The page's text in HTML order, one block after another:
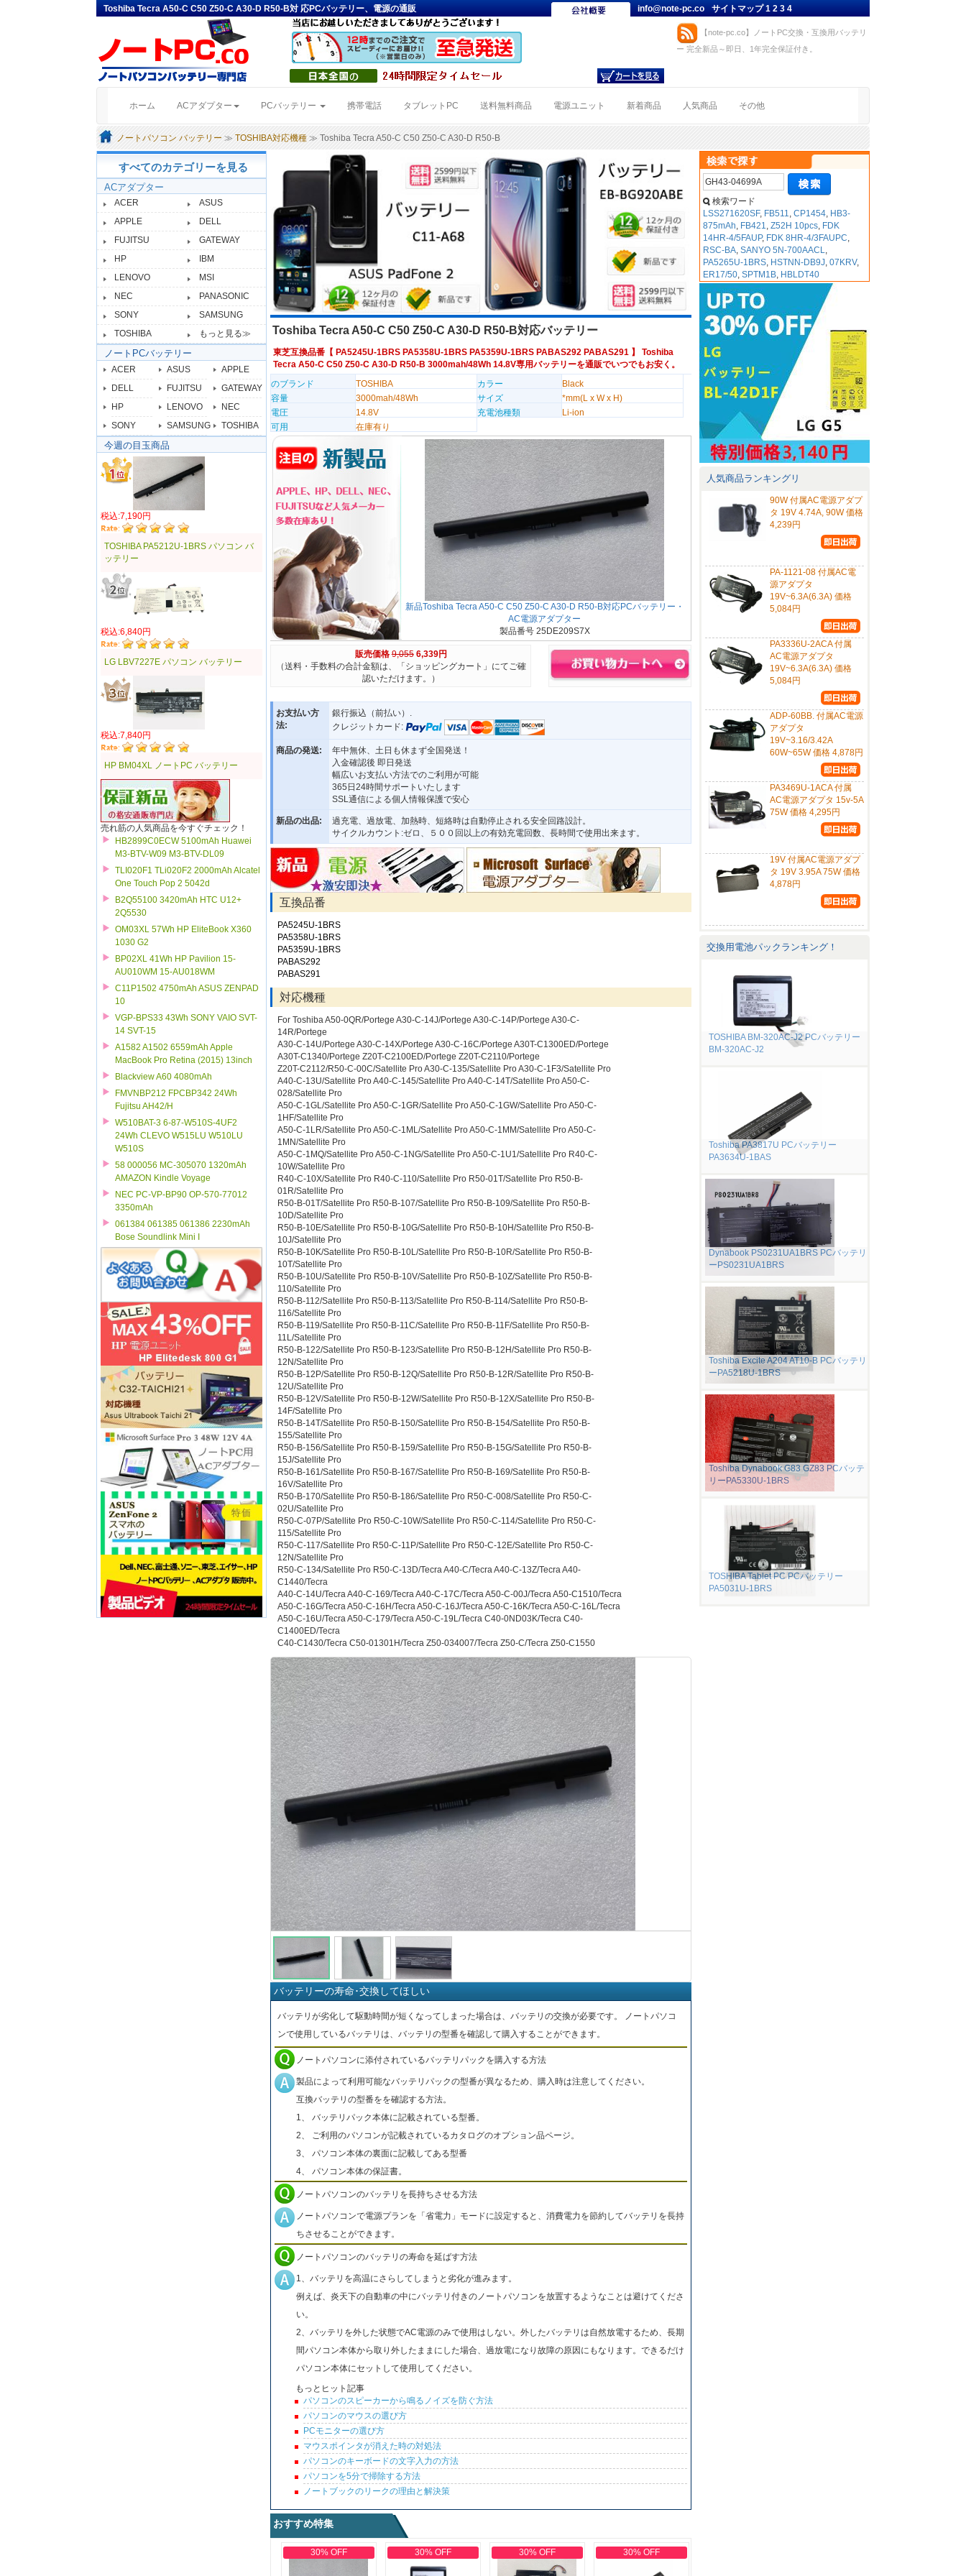
Toshiba Tecra A50-C C50 Z50-C A30-D R50-B対 応PCバッテリー、電源の通販 info@note-pc.co サイトマップ1234
【note-pc.co】ノートPC交換・互換用バッテリ
ー 完全新品～即日、1年完全保証付き。
ホーム (current)ACアダプター PCバッテリー 携帯電話 タブレットPC 送料無料商品 電源ユニット 新着商品 人気商品 その他
ノートパソコン バッテリー ≫TOSHIBA対応機種 ≫ Toshiba Tecra A50-C C50 Z50-C A30-D R50-B
すべてのカテゴリーを見る
ACアダプター
ACER
ASUS
APPLE
DELL
FUJITSU
GATEWAY
HP
IBM
LENOVO
MSI
NEC
PANASONIC
SONY
SAMSUNG
TOSHIBA
もっと見る≫
ノートPCバッテリー
ACER ASUS
APPLE
DELL
FUJITSU
GATEWAY
HP
LENOVO
NEC
SONY
SAMSUNG TOSHIBA
今週の目玉商品
税込:7,190円
TOSHIBA PA5212U-1BRS パソコン バ
ッテリー
税込:6,840円
LG LBV7227E パソコン バッテリー
税込:7,840円
HP BM04XL ノートPC バッテリー
売れ筋の人気商品を今すぐチェック！
HB2899C0ECW 5100mAh Huawei
M3-BTV-W09 M3-BTV-DL09
TLI020F1 TLi020F2 2000mAh Alcatel
One Touch Pop 2 5042d
B2Q55100 3420mAh HTC U12+
2Q5530
OM03XL 57Wh HP EliteBook X360
1030 G2
BP02XL 41Wh HP Pavilion 15-
AU010WM 15-AU018WM
C11P1502 4750mAh ASUS ZENPAD
10
VGP-BPS33 43Wh SONY VAIO SVT-
14 SVT-15
A1582 A1502 6559mAh Apple
MacBook Pro Retina (2015) 13inch
Blackview A60 4080mAh
FMVNBP212 FPCBP342 24Wh
Fujitsu AH42/H
W510BAT-3 6-87-W510S-4UF2
24Wh CLEVO W515LU W510LU
W510S
58 000056 MC-305070 1320mAh
AMAZON Kindle Voyage
NEC PC-VP-BP90 OP-570-77012
3350mAh
061384 061385 061386 2230mAh
Bose Soundlink Mini I
Toshiba Tecra A50-C C50 Z50-C A30-D R50-B対応バッテリー
東芝互換品番【 PA5245U-1BRS PA5358U-1BRS PA5359U-1BRS PABAS292 PABAS291】 Toshiba
Tecra A50-C C50 Z50-C A30-D R50-B 3000mah/48Wh 14.8V専用バッテリーを通販でいつでもお安く。
のブランド
TOSHIBA カラー
Black
容量
3000mah/48Wh サイズ
*mm(L x W x H)
電圧
14.8V 充電池種類
Li-ion
可用
在庫有り
新品Toshiba Tecra A50-C C50 Z50-C A30-D R50-B対応PCバッテリー・
AC電源アダプター
製品番号 25DE209S7X
販売価格 9,055 6,339円
（送料・手数料の合計金額は、「ショッピングカート」にてご確
認いただけます。）
お支払い方
法:
銀行振込（前払い）.
クレジットカード:
商品の発送:
年中無休、土日も休まず全国発送！
入金確認後 即日発送
幅広いお支払い方法でのご利用が可能
365日24時間サポートいたします
SSL通信による個人情報保護で安心
新品の出品:
過充電、過放電、加熱時、短絡時は自動停止される安全回路設計。
サイクルカウント:ゼロ、５００回以上の有効充電回数、長時間で使用出来ます。
互換品番
PA5245U-1BRS
PA5358U-1BRS
PA5359U-1BRS
PABAS292
PABAS291
対応機種
For Toshiba A50-0QR/Portege A30-C-14J/Portege A30-C-14P/Portege A30-C-
14R/Portege
A30-C-14U/Portege A30-C-14X/Portege A30-C-16C/Portege A30T-C1300ED/Portege
A30T-C1340/Portege Z20T-C2100ED/Portege Z20T-C2110/Portege
Z20T-C2112/R50-C-00C/Satellite Pro A30-C-135/Satellite Pro A30-C-1F3/Satellite Pro
A40-C-13U/Satellite Pro A40-C-145/Satellite Pro A40-C-14T/Satellite Pro A50-C-
028/Satellite Pro
A50-C-1GL/Satellite Pro A50-C-1GR/Satellite Pro A50-C-1GW/Satellite Pro A50-C-
1HF/Satellite Pro
A50-C-1LR/Satellite Pro A50-C-1ML/Satellite Pro A50-C-1MM/Satellite Pro A50-C-
1MN/Satellite Pro
A50-C-1MQ/Satellite Pro A50-C-1NG/Satellite Pro A50-C-1U1/Satellite Pro R40-C-
10W/Satellite Pro
R40-C-10X/Satellite Pro R40-C-110/Satellite Pro R50-01T/Satellite Pro R50-B-
01R/Satellite Pro
R50-B-01T/Satellite Pro R50-B-107/Satellite Pro R50-B-109/Satellite Pro R50-B-
10D/Satellite Pro
R50-B-10E/Satellite Pro R50-B-10G/Satellite Pro R50-B-10H/Satellite Pro R50-B-
10J/Satellite Pro
R50-B-10K/Satellite Pro R50-B-10L/Satellite Pro R50-B-10R/Satellite Pro R50-B-
10T/Satellite Pro
R50-B-10U/Satellite Pro R50-B-10V/Satellite Pro R50-B-10Z/Satellite Pro R50-B-
110/Satellite Pro
R50-B-112/Satellite Pro R50-B-113/Satellite Pro R50-B-114/Satellite Pro R50-B-
116/Satellite Pro
R50-B-119/Satellite Pro R50-B-11C/Satellite Pro R50-B-11F/Satellite Pro R50-B-
11L/Satellite Pro
R50-B-122/Satellite Pro R50-B-123/Satellite Pro R50-B-12H/Satellite Pro R50-B-
12N/Satellite Pro
R50-B-12P/Satellite Pro R50-B-12Q/Satellite Pro R50-B-12R/Satellite Pro R50-B-
12U/Satellite Pro
R50-B-12V/Satellite Pro R50-B-12W/Satellite Pro R50-B-12X/Satellite Pro R50-B-
14F/Satellite Pro
R50-B-14T/Satellite Pro R50-B-150/Satellite Pro R50-B-154/Satellite Pro R50-B-
155/Satellite Pro
R50-B-156/Satellite Pro R50-B-159/Satellite Pro R50-B-15G/Satellite Pro R50-B-
15J/Satellite Pro
R50-B-161/Satellite Pro R50-B-167/Satellite Pro R50-B-169/Satellite Pro R50-B-
16V/Satellite Pro
R50-B-170/Satellite Pro R50-B-186/Satellite Pro R50-C-008/Satellite Pro R50-C-
02U/Satellite Pro
R50-C-07P/Satellite Pro R50-C-10W/Satellite Pro R50-C-114/Satellite Pro R50-C-
115/Satellite Pro
R50-C-117/Satellite Pro R50-C-11P/Satellite Pro R50-C-12E/Satellite Pro R50-C-
12N/Satellite Pro
R50-C-134/Satellite Pro R50-C-13D/Tecra A40-C/Tecra A40-C-13Z/Tecra A40-
C1440/Tecra
A40-C-14U/Tecra A40-C-169/Tecra A40-C-17C/Tecra A50-C-00J/Tecra A50-C1510/Tecra
A50-C-16G/Tecra A50-C-16H/Tecra A50-C-16J/Tecra A50-C-16K/Tecra A50-C-16L/Tecra
A50-C-16U/Tecra A50-C-179/Tecra A50-C-19L/Tecra C40-0ND03K/Tecra C40-
C1400ED/Tecra
C40-C1430/Tecra C50-01301H/Tecra Z50-034007/Tecra Z50-C/Tecra Z50-C1550
バッテリーの寿命･交換してほしい
バッテリが劣化して駆動時間が短くなってしまった場合は、バッテリの交換が必要です。 ノートパソコ
ンで使用しているバッテリは、バッテリの型番を確認して購入することができます。
ノートパソコンに添付されているバッテリパックを購入する方法
製品によって利用可能なバッテリパックの型番が異なるため、購入時は注意してください。
互換バッテリの型番をを確認する方法。
1、 バッテリパック本体に記載されている型番。
2、 ご利用のパソコンが記載されているカタログのオプション品ページ。
3、 パソコン本体の裏面に記載してある型番
4、 パソコン本体の保証書。
ノートパソコンのバッテリを長持ちさせる方法
ノートパソコンで電源プランを「省電力」モードに設定すると、消費電力を節約してバッテリを長持
ちさせることができます。
ノートパソコンのバッテリの寿命を延ばす方法
1、バッテリを高温にさらしてしまうと劣化が進みます。
例えば、炎天下の自動車の中にバッテリ付きのノートパソコンを放置するようなことは避けてくださ
い。
2、バッテリを外した状態でAC電源のみで使用はしない。外したバッテリは自然放電するため、長期
間パソコン本体から取り外したままにした場合、過放電になり故障の原因にもなります。できるだけ
パソコン本体にセットして使用してください。
もっとヒット記事
パソコンのスピーカーから鳴るノイズを防ぐ方法
パソコンのマウスの選び方
PCモニターの選び方
マウスポインタが消えた時の対処法
パソコンのキーボードの文字入力の方法
パソコンを5分で掃除する方法
ノートブックのリークの理由と解決策
おすすめ特集
30% OFF 30% OFF 30% OFF 30% OFF
検索ワード
LSS271620SF, FB511,CP1454, HB3-
875mAh, FB421,Z52H 10pcs, FDK
14HR-4/5FAUP, FDK 8HR-4/3FAUPC,
RSC-BA,SANYO 5N-700AACL,
PA5265U-1BRS, HSTNN-DB9J,07KRV,
ER17/50,SPTM1B, HBLDT40
人気商品ランキングリ
90W 付属AC電源アダプ
タ 19V 4.74A, 90W 価格
4,239円
PA-1121-08 付属AC電
源アダプタ
19V~6.3A(6.3A) 価格
5,084円
PA3336U-2ACA 付属
AC電源アダプタ
19V~6.3A(6.3A) 価格
5,084円
ADP-60BB. 付属AC電源
アダプタ
19V~3.16/3.42A
60W~65W 価格 4,878円
PA3469U-1ACA 付属
AC電源アダプタ 15v-5A
75W 価格 4,295円
19V 付属AC電源アダプ
タ 19V 3.95A 75W 価格
4,878円
交換用電池パックランキング！
TOSHIBA BM-320AC-J2 PCバッテリー
BM-320AC-J2
Toshiba PA3817U PCバッテリー
PA3634U-1BAS
Dynabook PS0231UA1BRS PCバッテリ
ーPS0231UA1BRS
Toshiba Excite A204 AT10-B PCバッテリ
ーPA5218U-1BRS
Toshiba Dynabook G83 GZ83 PCバッテ
リーPA5330U-1BRS
TOSHIBA Tablet PC PCバッテリー
PA5031U-1BRS